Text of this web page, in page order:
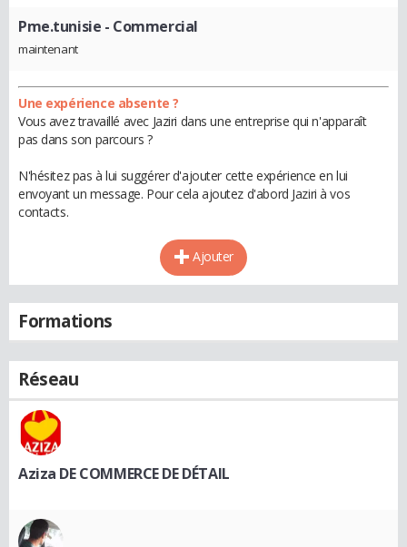
Pme.tunisie - Commercial
maintenant
Une expérience absente ?
Vous avez travaillé avec Jaziri dans une entreprise qui n'apparaît
pas dans son parcours ?
N'hésitez pas à lui suggérer d'ajouter cette expérience en lui
envoyant un message. Pour cela ajoutez d'abord Jaziri à vos
contacts.
Ajouter
Formations
Réseau
Aziza DE COMMERCE DE DÉTAIL